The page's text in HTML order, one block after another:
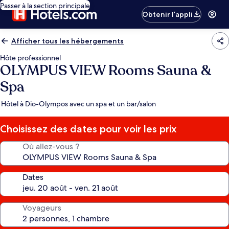
Passer à la section principale
Obtenir l’appli
Afficher tous les hébergements
Hôte professionnel
OLYMPUS VIEW Rooms Sauna &
Spa
Hôtel à Dio-Olympos avec un spa et un bar/salon
Choisissez des dates pour voir les prix
Où allez-vous ?
Dates
Voyageurs